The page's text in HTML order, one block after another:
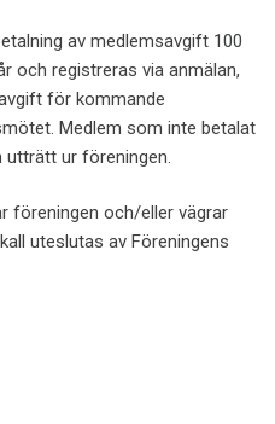
av medlemsavgift 100
och registreras via anmälan,
för kommande
Medlem som inte betalat
ur föreningen.
föreningen och/eller vägrar
uteslutas av Föreningens